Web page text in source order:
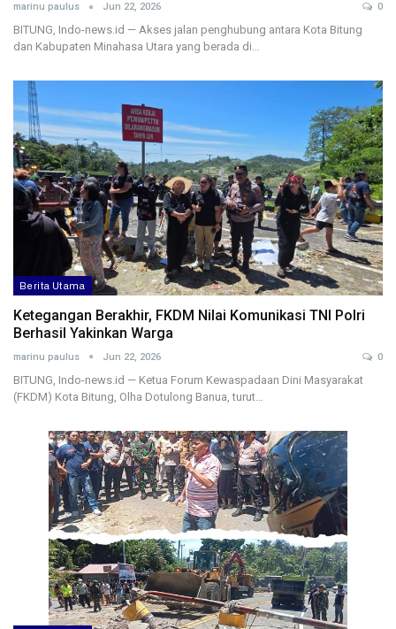
marinu paulus Jun 22, 2026 0
BITUNG, Indo-news.id — Akses jalan penghubung antara Kota Bitung
dan Kabupaten Minahasa Utara yang berada di…
Berita Utama
Ketegangan Berakhir, FKDM Nilai Komunikasi TNI Polri
Berhasil Yakinkan Warga
marinu paulus Jun 22, 2026 0
BITUNG, Indo-news.id — Ketua Forum Kewaspadaan Dini Masyarakat
(FKDM) Kota Bitung, Olha Dotulong Banua, turut…